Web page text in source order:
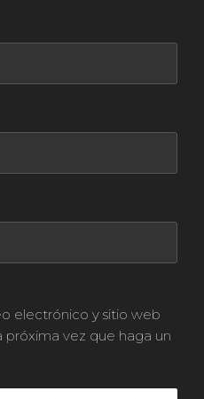
electrónico y sitio web
próxima vez que haga un